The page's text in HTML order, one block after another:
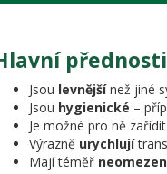
Jsou levnějšínež jiné
Jsou hygienické –
Je možné pro ně zařídit
Výrazně urychlují
Mají téměř